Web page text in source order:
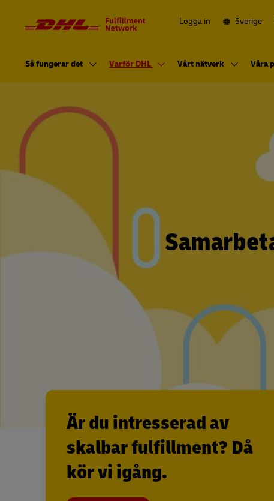
Huvudnavigeriing Logga in Sverige
Så fungerar det Varför DHL Vårt nätverk Våra
Är du intresserad av
skalbar fulfillment? Då
kör vi igång.